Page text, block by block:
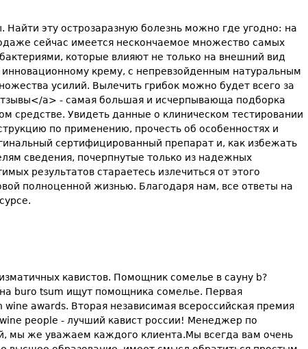
эту острозаразную болезнь можно где угодно: на
сейчас имеется нескончаемое множество самых
которые влияют не только на внешний вид
крему, с непревзойденным натуральным
усилий. Вылечить грибок можно будет всего за
a> - самая большая и исчерпывающа подборка
средстве. Увидеть данные о клиническом тестировании
по применению, прочесть об особенностях и
сертифицированный препарат и, как избежать
сведения, почерпнутые только из надежных
результатов стараетесь излечиться от этого
полноценной жизнью. Благодаря нам, все ответы на
кавистов. Помощник сомелье в сауну b?
buro tsum ищут помощника сомелье. Первая
awards. Вторая независимая всероссийская премия
people - лучший кавист россии! Менеджер по
мы же уважаем каждого клиента.Мы всегда вам очень